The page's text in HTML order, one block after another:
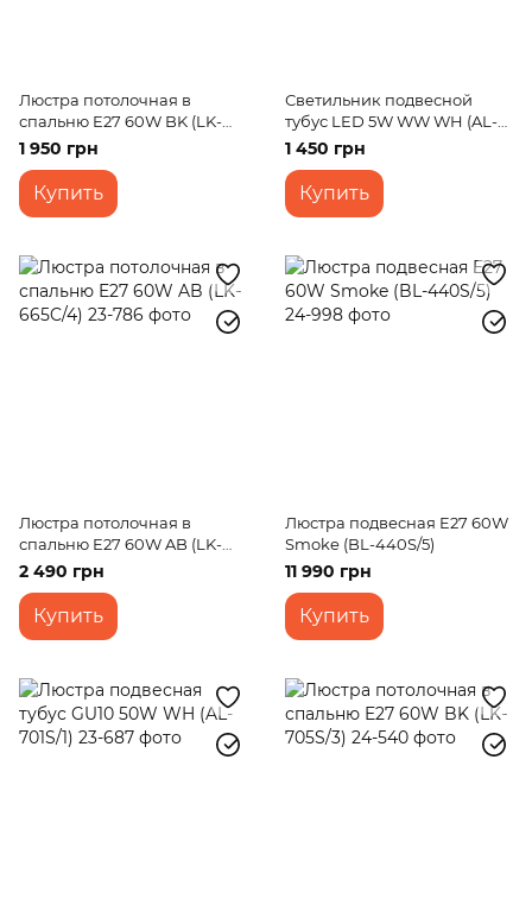
Люстра потолочная в
спальню E27 60W BK (LK-
706S/3)
1 950 грн
Купить
Светильник подвесной
тубус LED 5W WW WH (AL-
702S/1)
1 450 грн
Купить
Люстра потолочная в
спальню E27 60W AB (LK-
665C/4)
2 490 грн
Купить
Люстра подвесная E27 60W
Smoke (BL-440S/5)
11 990 грн
Купить